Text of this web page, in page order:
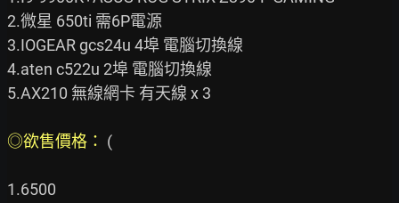
2.微星 650ti 需6P電源
3.IOGEAR gcs24u 4埠 電腦切換線
4.aten c522u 2埠 電腦切換線
5.AX210 無線網卡 有天線 x 3
◎欲售價格： (
1.6500